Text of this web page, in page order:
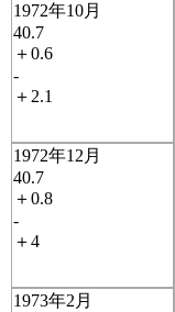
1972年10月
40.7
＋0.6
-
＋2.1
1972年12月
40.7
＋0.8
-
＋4
1973年2月